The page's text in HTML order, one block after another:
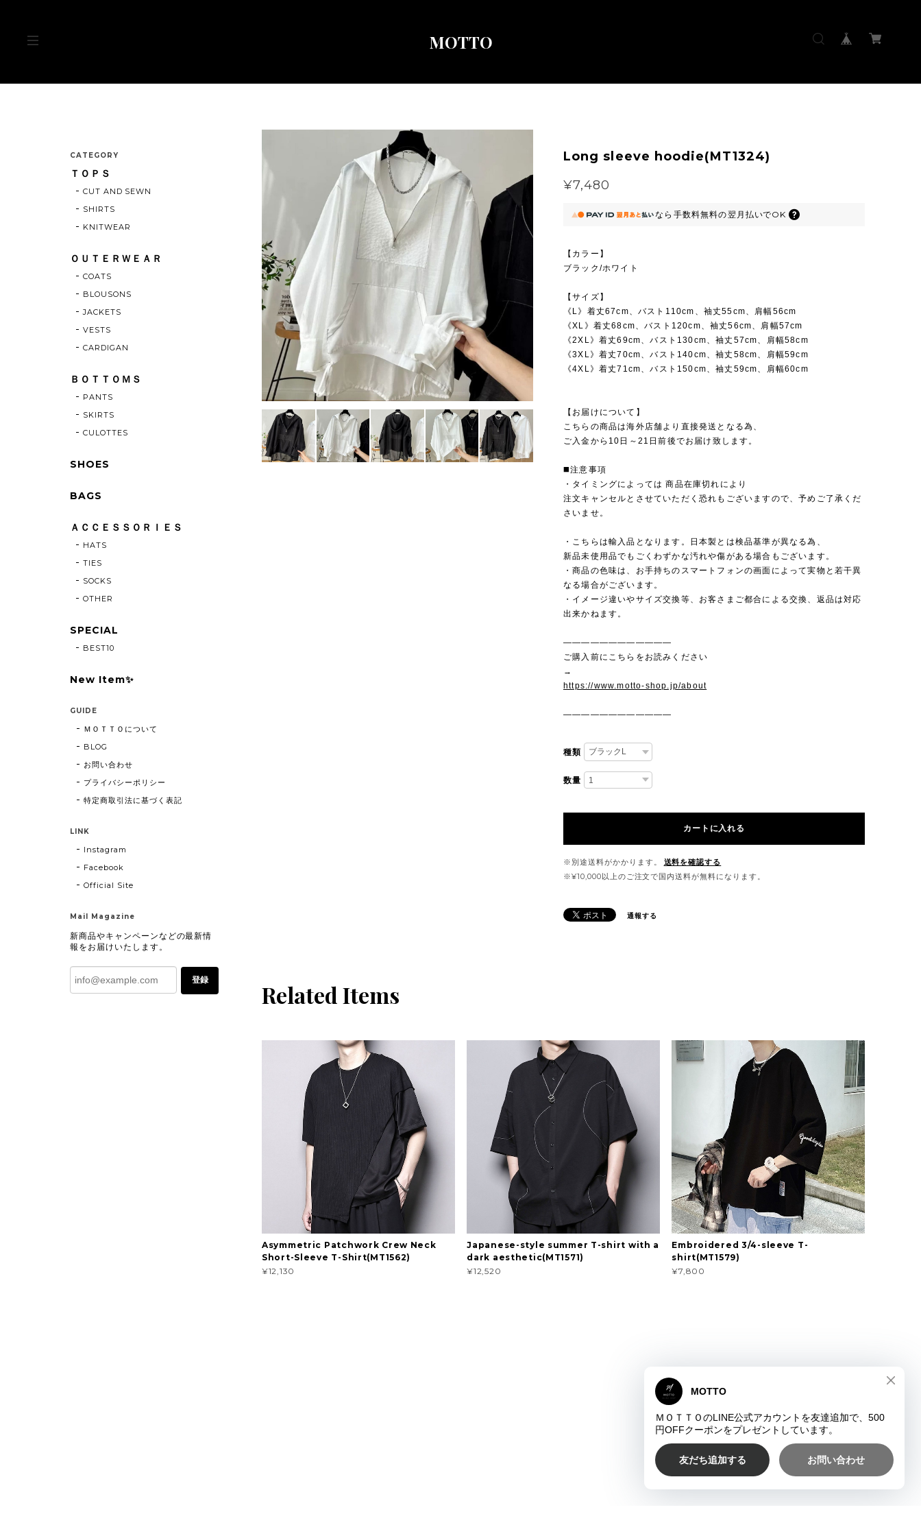
MOTTO
Long sleeve hoodie(MT1324)
¥7,480
なら 手数料無料の翌月払いでOK
【カラー】
ブラック/ホワイト
【サイズ】
《L》着丈67cm、バスト110cm、袖丈55cm、肩幅56cm
《XL》着丈68cm、バスト120cm、袖丈56cm、肩幅57cm
《2XL》着丈69cm、バスト130cm、袖丈57cm、肩幅58cm
《3XL》着丈70cm、バスト140cm、袖丈58cm、肩幅59cm
《4XL》着丈71cm、バスト150cm、袖丈59cm、肩幅60cm
【お届けについて】
こちらの商品は海外店舗より直接発送となる為、
ご入金から10日～21日前後でお届け致します。
◼️注意事項
・タイミングによっては 商品在庫切れにより
注文キャンセルとさせていただく恐れもございますので、予めご了承くだ
さいませ。
・こちらは輸入品となります。日本製とは検品基準が異なる為、
新品未使用品でもごくわずかな汚れや傷がある場合もございます。
・商品の色味は、お手持ちのスマートフォンの画面によって実物と若干異
なる場合がございます。
・イメージ違いやサイズ交換等、お客さまご都合による交換、返品は対応
出来かねます。
————————————
ご購入前にこちらをお読みください
→
https://www.motto-shop.jp/about
————————————
種類
数量
カートに入れる
※別途送料がかかります。
送料を確認する
※¥10,000以上のご注文で国内送料が無料になります。
通報する
Related Items
Asymmetric Patchwork Crew Neck
Short-Sleeve T-Shirt(MT1562)
¥12,130
Japanese-style summer T-shirt with a
dark aesthetic(MT1571)
¥12,520
Embroidered 3/4-sleeve T-
shirt(MT1579)
¥7,800
CATEGORY
ＴＯＰＳ
CUT AND SEWN
SHIRTS
KNITWEAR
ＯＵＴＥＲＷＥＡＲ
COATS
BLOUSONS
JACKETS
VESTS
CARDIGAN
ＢＯＴＴＯＭＳ
PANTS
SKIRTS
CULOTTES
SHOES
BAGS
ＡＣＣＥＳＳＯＲＩＥＳ
HATS
TIES
SOCKS
OTHER
SPECIAL
BEST10
New Item✨
GUIDE
ＭＯＴＴＯについて
BLOG
お問い合わせ
プライバシーポリシー
特定商取引法に基づく表記
LINK
Instagram
Facebook
Official Site
Mail Magazine
新商品やキャンペーンなどの最新情
報をお届けいたします。
登録